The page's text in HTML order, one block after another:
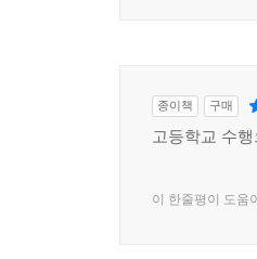
종이책 구매
고등학교 수
이 한줄평이 도움